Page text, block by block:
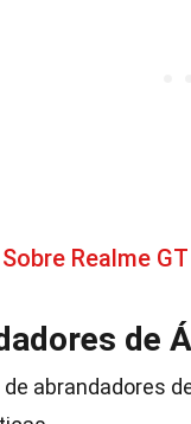
Realme
de
abrandadores